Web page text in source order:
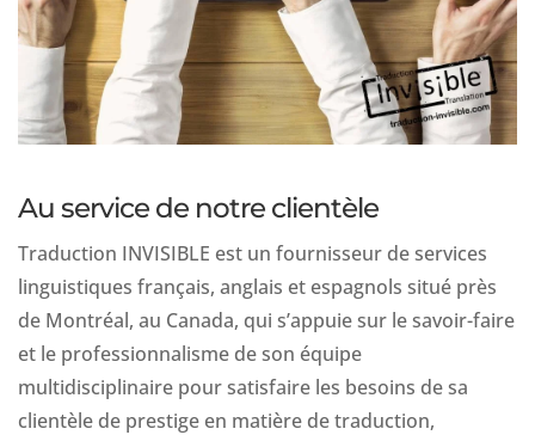
Au service de notre clientèle
Traduction INVISIBLE est un fournisseur de services
linguistiques français, anglais et espagnols situé près
de Montréal, au Canada, qui s’appuie sur le savoir-faire
et le professionnalisme de son équipe
multidisciplinaire pour satisfaire les besoins de sa
clientèle de prestige en matière de traduction,